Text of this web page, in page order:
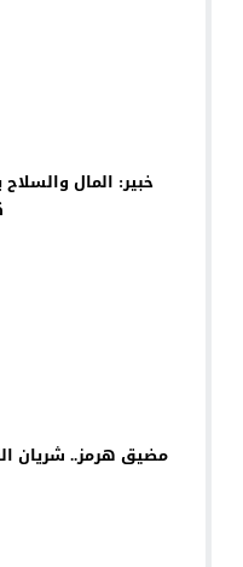
خبير: المال
مضيق هرمز.. شريان